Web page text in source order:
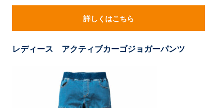
詳しくはこちら
レディース アクティブカーゴジョガーパンツ